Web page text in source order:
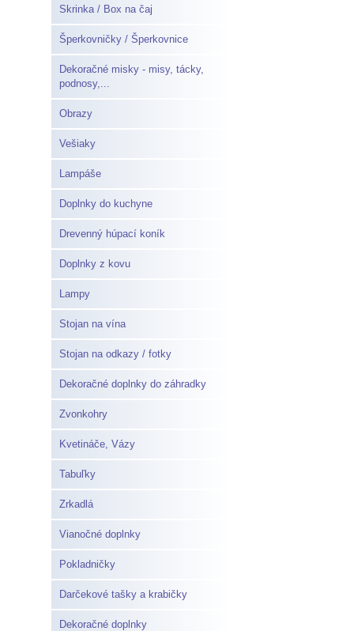
Skrinka / Box na čaj
Šperkovničky / Šperkovnice
Dekoračné misky - misy, tácky,
podnosy,...
Obrazy
Vešiaky
Lampáše
Doplnky do kuchyne
Drevenný húpací koník
Doplnky z kovu
Lampy
Stojan na vína
Stojan na odkazy / fotky
Dekoračné doplnky do záhradky
Zvonkohry
Kvetináče, Vázy
Tabuľky
Zrkadlá
Vianočné doplnky
Pokladničky
Darčekové tašky a krabičky
Dekoračné doplnky